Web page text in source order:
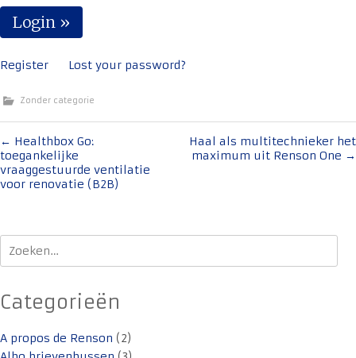
Register Lost your password?
Zonder categorie
Bericht
navigatie
← Healthbox Go:
toegankelijke
vraaggestuurde ventilatie
voor renovatie (B2B)
Haal als multitechnieker het
maximum uit Renson One →
Zoeken
naar:
Categorieën
A propos de Renson (2)